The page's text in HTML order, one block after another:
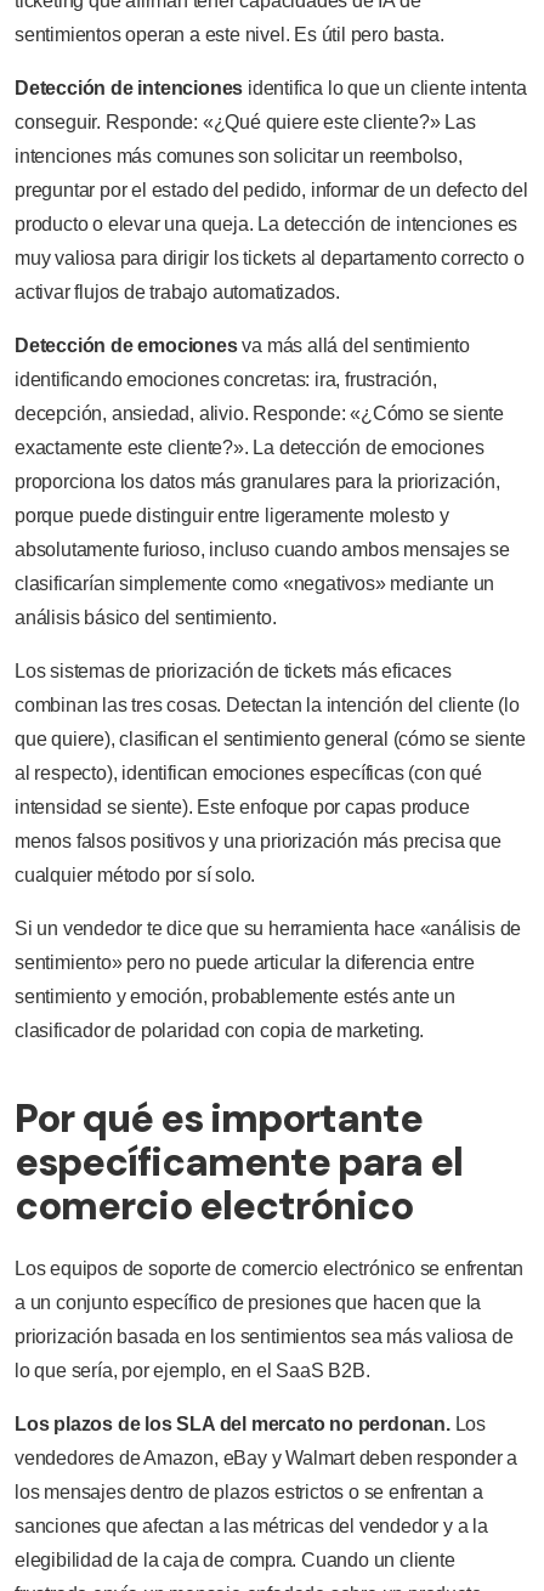
sentimientos operan a este nivel. Es útil pero basta.
Detección de intenciones identifica lo que un cliente intenta
conseguir. Responde: «¿Qué quiere este cliente?» Las
intenciones más comunes son solicitar un reembolso,
preguntar por el estado del pedido, informar de un defecto del
producto o elevar una queja. La detección de intenciones es
muy valiosa para dirigir los tickets al departamento correcto o
activar flujos de trabajo automatizados.
Detección de emocionesva más allá del sentimiento
identificando emociones concretas: ira, frustración,
decepción, ansiedad, alivio. Responde: «¿Cómo se siente
exactamente este cliente?». La detección de emociones
proporciona los datos más granulares para la priorización,
porque puede distinguir entre ligeramente molesto y
absolutamente furioso, incluso cuando ambos mensajes se
clasificarían simplemente como «negativos» mediante un
análisis básico del sentimiento.
Los sistemas de priorización de tickets más eficaces
combinan las tres cosas. Detectan la intención del cliente (lo
que quiere), clasifican el sentimiento general (cómo se siente
al respecto), identifican emociones específicas (con qué
intensidad se siente). Este enfoque por capas produce
menos falsos positivos y una priorización más precisa que
cualquier método por sí solo.
Si un vendedor te dice que su herramienta hace «análisis de
sentimiento» pero no puede articular la diferencia entre
sentimiento y emoción, probablemente estés ante un
clasificador de polaridad con copia de marketing.
Por qué es importante
específicamente para el
comercio electrónico
Los equipos de soporte de comercio electrónico se enfrentan
a un conjunto específico de presiones que hacen que la
priorización basada en los sentimientos sea más valiosa de
lo que sería, por ejemplo, en el SaaS B2B.
Los plazos de los SLA del mercato no perdonan.Los
vendedores de Amazon, eBay y Walmart deben responder a
los mensajes dentro de plazos estrictos o se enfrentan a
sanciones que afectan a las métricas del vendedor y a la
elegibilidad de la caja de compra. Cuando un cliente